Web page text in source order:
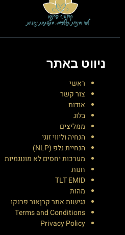
ניווט באתר
ראשי
צור קשר
אודות
בלוג
ממליצים
הנחיה וליווי זוגי
הנחיית נלפ (NLP)
מערכות יחסים לא מונוגמיות
חנות
TLT EMID
מהות
נגישות אתר קרןאור פרנקו
Terms and Conditions
Privacy Policy